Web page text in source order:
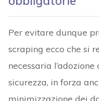
Per evitare dunque
scraping ecco che si
necessaria
sicurezza, in forza
minimizzazione dei